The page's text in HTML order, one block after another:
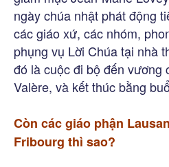
ngày chúa nhật phát động
các giáo xứ, các nhóm,
phụng vụ Lời Chúa tại nhà
đó là cuộc đi bộ đến vương
Valère, và kết thúc bằng
Còn các giáo phận
Fribourg thì sao?